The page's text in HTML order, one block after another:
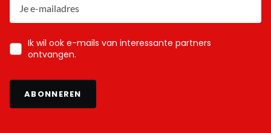
Ik wil ook e-mails van interessante partners
ontvangen.
ABONNEREN